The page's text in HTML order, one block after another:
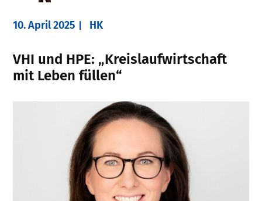
10. April 2025 HK
VHI und HPE: „Kreislaufwirtschaft
mit Leben füllen“